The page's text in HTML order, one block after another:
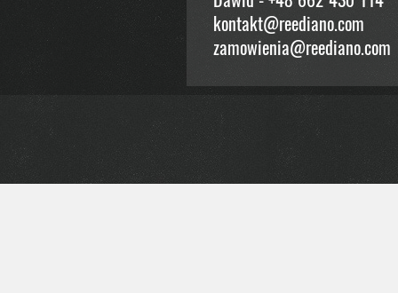
kontakt@reediano.com
zamowienia@reediano.com